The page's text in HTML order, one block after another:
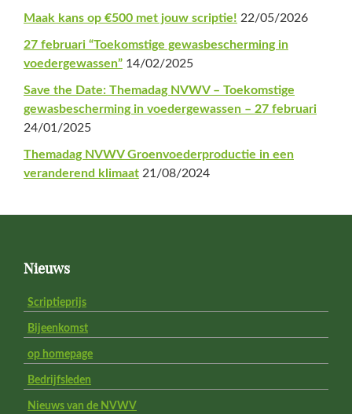
Maak kans op €500 met jouw scriptie! 22/05/2026
27 februari “Toekomstige gewasbescherming in
voedergewassen” 14/02/2025
Save the Date: Themadag NVWV – Toekomstige
gewasbescherming in voedergewassen – 27 februari
24/01/2025
Themadag NVWV Groenvoederproductie in een
veranderend klimaat 21/08/2024
FooterNieuws
Scriptieprijs
Bijeenkomst
op homepage
Bedrijfsleden
Nieuws van de NVWV